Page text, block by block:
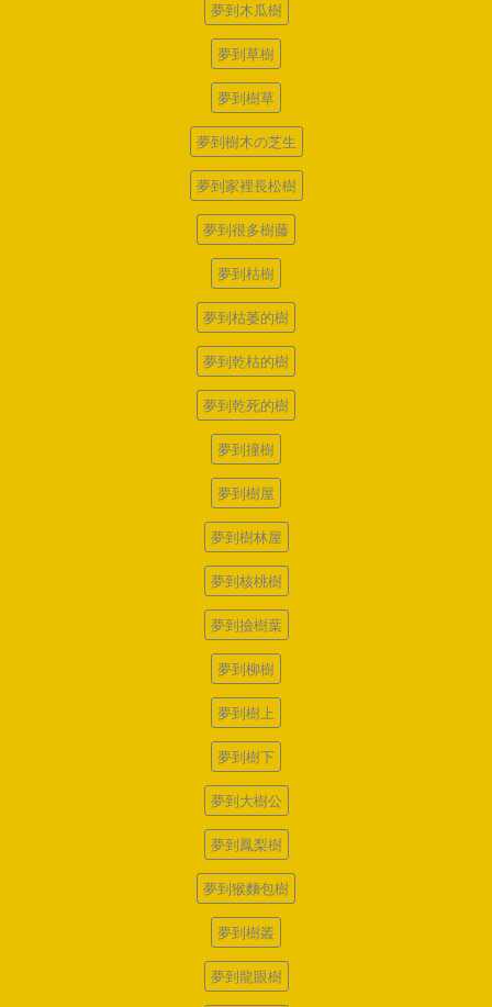
夢到木瓜樹
夢到草樹
夢到樹草
夢到樹木の芝生
夢到家裡長松樹
夢到很多樹藤
夢到枯樹
夢到枯萎的樹
夢到乾枯的樹
夢到乾死的樹
夢到撞樹
夢到樹屋
夢到樹林屋
夢到核桃樹
夢到撿樹葉
夢到柳樹
夢到樹上
夢到樹下
夢到大樹公
夢到鳳梨樹
夢到猴麵包樹
夢到樹叢
夢到龍眼樹